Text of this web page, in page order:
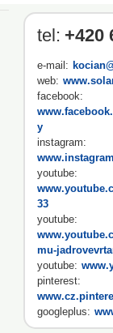
tel: +420
e-mail:
web:
facebook:
y
instagram:
youtube:
33
youtube:
mu-
youtube:
pinterest:
googleplus: